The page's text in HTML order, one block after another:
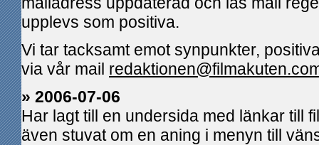
upplevs som positiva.
Vi tar tacksamt emot synpunkter,
via vår mail
» 2006-07-06
Har lagt till en undersida med länkar till
även stuvat om en aning i menyn till